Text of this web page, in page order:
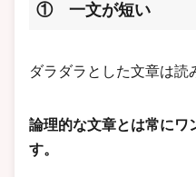
① 一文が短い
ダラダラとした文章は読
論理的な文章とは常にワ
す。